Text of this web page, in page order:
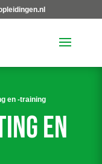
en -training
en